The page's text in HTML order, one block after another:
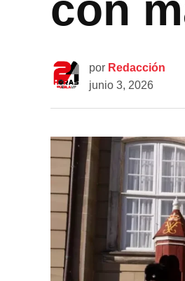
por Redacción
junio 3, 2026